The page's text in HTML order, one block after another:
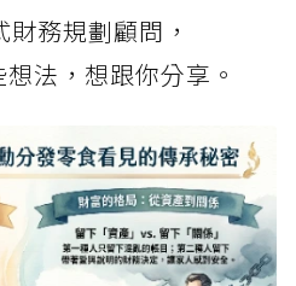
務規劃顧問，
法，想跟你分享。